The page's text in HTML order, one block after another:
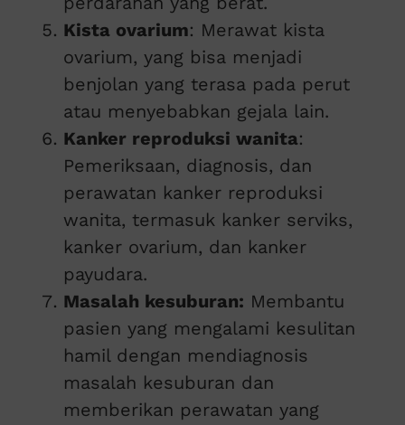
Kista ovarium: Merawat kista
ovarium, yang bisa menjadi
benjolan yang terasa pada perut
atau menyebabkan gejala lain.
Kanker reproduksi wanita:
Pemeriksaan, diagnosis, dan
perawatan kanker reproduksi
wanita, termasuk kanker serviks,
kanker ovarium, dan kanker
payudara.
Masalah kesuburan: Membantu
pasien yang mengalami kesulitan
hamil dengan mendiagnosis
masalah kesuburan dan
memberikan perawatan yang